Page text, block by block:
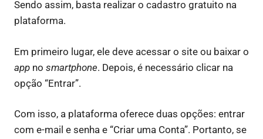
Sendo assim, basta realizar o cadastro gratuito na
plataforma.
Em primeiro lugar, ele deve acessar o site ou baixar o
app no smartphone. Depois, é necessário clicar na
opção “Entrar”.
Com isso, a plataforma oferece duas opções: entrar
com e-mail e senha e “Criar uma Conta”. Portanto, se